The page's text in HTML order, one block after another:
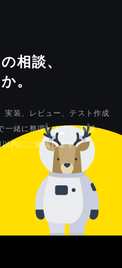
相談、
。
実装、レビュー、テスト作成
一緒に整理します。 相談・
内にご返信します。